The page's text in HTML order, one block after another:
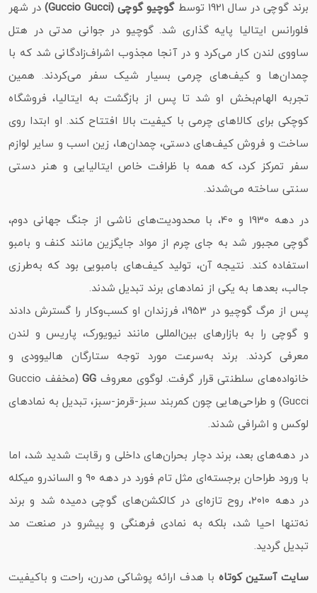
برند گوچی در سال 1921 توسط گوچیو گوچی (Guccio Gucci)
در شهر
فلورانس ایتالیا پایه‌ گذاری شد. گوچیو در جوانی مدتی در هتل
ساووی لندن کار می‌کرد و در آنجا مجذوب اشراف‌زادگانی شد که با
چمدان‌ها و کیف‌های چرمی بسیار شیک سفر می‌کردند. همین
تجربه الهام‌بخش او شد تا پس از بازگشت به ایتالیا، فروشگاه
کوچکی برای کالاهای چرمی با کیفیت بالا افتتاح کند. او ابتدا روی
ساخت و فروش کیف‌های دستی، چمدان‌ها، زین اسب و سایر لوازم
سفر تمرکز کرد، که همه با ظرافت خاص ایتالیایی و هنر دستی
سنتی ساخته می‌شدند.
در دهه 1930 و 40، با محدودیت‌های ناشی از جنگ جهانی دوم،
گوچی مجبور شد به جای چرم از مواد جایگزین مانند کنف و بامبو
استفاده کند. نتیجه آن، تولید کیف‌های بامبویی بود که به‌طرزی
جالب، بعدها به یکی از نمادهای برند تبدیل شدند.
پس از مرگ گوچیو در 1953، فرزندان او کسب‌وکار را گسترش دادند
و گوچی را به بازارهای بین‌المللی مانند نیویورک، پاریس و لندن
معرفی کردند. برند به‌سرعت مورد توجه ستارگان هالیوودی و
خانواده‌های سلطنتی قرار گرفت. لوگوی معروف GG
(مخفف Guccio
Gucci) و طراحی‌هایی چون کمربند سبز-قرمز-سبز، تبدیل به نمادهای
لوکس و اشرافی شدند.
در دهه‌های بعد، برند دچار بحران‌های داخلی و رقابت شدید شد، اما
با ورود طراحان برجسته‌ای مثل تام فورد در دهه ۹۰ و الساندرو میکله
در دهه ۲۰۱۰، روح تازه‌ای در کالکشن‌های گوچی دمیده شد و برند
نه‌تنها احیا شد، بلکه به نمادی فرهنگی و پیشرو در صنعت مد
تبدیل گردید.
سایت آستین کوتاه با هدف ارائه پوشاکی مدرن، راحت و باکیفیت